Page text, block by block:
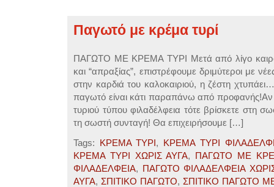
Παγωτό με κρέμα τυρί
ΠΑΓΩΤΟ ΜΕ ΚΡΕΜΑ ΤΥΡΙ Μετά από λίγο
και “απραξίας”, επιστρέφουμε δριμύτεροι με
στην καρδιά του καλοκαιριού, η ζέστη
παγωτό είναι κάτι παραπάνω από προφανής!Αν
τυριού τύπου φιλαδέλφεια τότε βρίσκετε στη
τη σωστή συνταγή! Θα επιχειρήσουμε […]
Tags: ΚΡΕΜΑ ΤΥΡΙ, ΚΡΕΜΑ ΤΥΡΙ
ΚΡΕΜΑ ΤΥΡΙ ΧΩΡΙΣ ΑΥΓΑ, ΠΑΓΩΤΟ ΜΕ
ΦΙΛΑΔΕΛΦΕΙΑ, ΠΑΓΩΤΟ ΦΙΛΑΔΕΛΦΕΙΑ
ΑΥΓΑ, ΣΠΙΤΙΚΟ ΠΑΓΩΤΟ, ΣΠΙΤΙΚΟ ΠΑΓΩΤΟ